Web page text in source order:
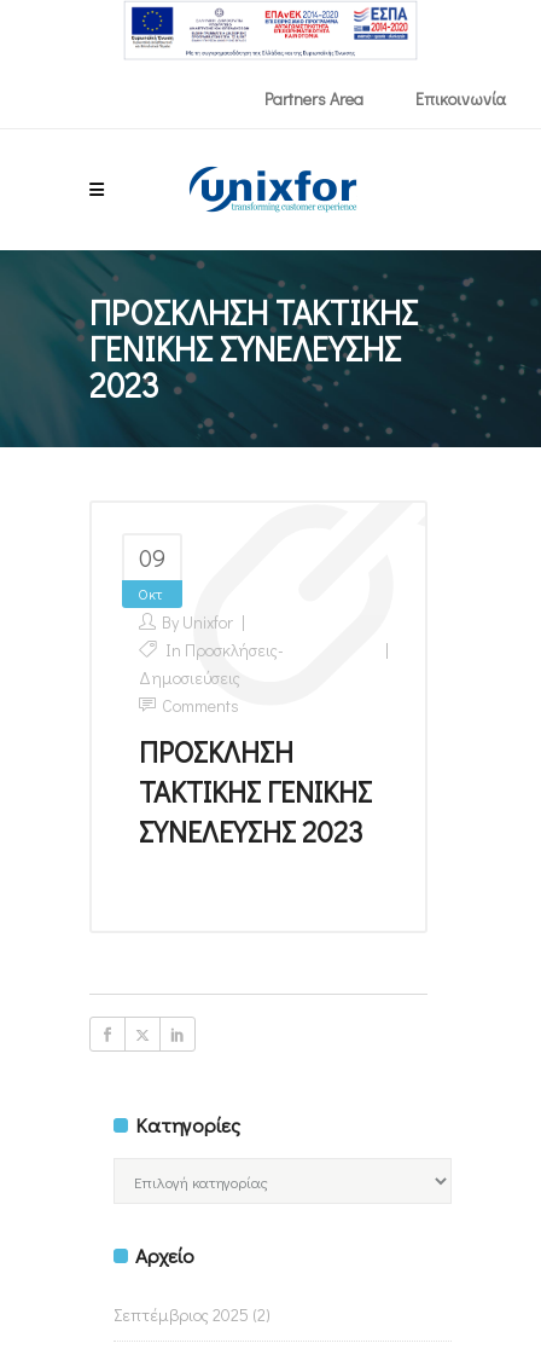
Partners Area Επικοινωνία
ΠΡΟΣΚΛΗΣΗ ΤΑΚΤΙΚΗΣ
ΓΕΝΙΚΗΣ ΣΥΝΕΛΕΥΣΗΣ
2023
09
Οκτ
By Unixfor
In Προσκλήσεις-
Δημοσιεύσεις
Comments
ΠΡΟΣΚΛΗΣΗ
ΤΑΚΤΙΚΗΣ ΓΕΝΙΚΗΣ
ΣΥΝΕΛΕΥΣΗΣ 2023
Κατηγορίες
Κατηγορίες
Αρχείο
Σεπτέμβριος 2025 (2)